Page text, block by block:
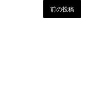
前の投稿